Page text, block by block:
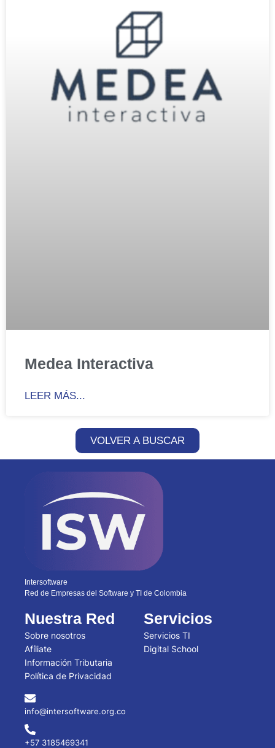
Medea Interactiva
LEER MÁS...
VOLVER A BUSCAR
Intersoftware
Red de Empresas del Software y TI de Colombia
Nuestra Red
Sobre nosotros
Afíliate
Información Tributaria
Política de Privacidad
Servicios
Servicios TI
Digital School
info@intersoftware.org.co
+57 3185469341